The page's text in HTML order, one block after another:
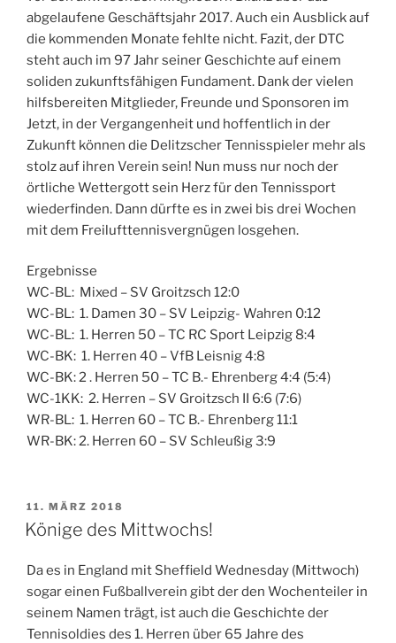
abgelaufene Geschäftsjahr 2017. Auch ein Ausblick auf
die kommenden Monate fehlte nicht. Fazit, der DTC
steht auch im 97 Jahr seiner Geschichte auf einem
soliden zukunftsfähigen Fundament. Dank der vielen
hilfsbereiten Mitglieder, Freunde und Sponsoren im
Jetzt, in der Vergangenheit und hoffentlich in der
Zukunft können die Delitzscher Tennisspieler mehr als
stolz auf ihren Verein sein! Nun muss nur noch der
örtliche Wettergott sein Herz für den Tennissport
wiederfinden. Dann dürfte es in zwei bis drei Wochen
mit dem Freilufttennisvergnügen losgehen.
Ergebnisse
WC-BL: Mixed – SV Groitzsch 12:0
WC-BL: 1. Damen 30 – SV Leipzig- Wahren 0:12
WC-BL: 1. Herren 50 – TC RC Sport Leipzig 8:4
WC-BK: 1. Herren 40 – VfB Leisnig 4:8
WC-BK: 2 . Herren 50 – TC B.- Ehrenberg 4:4 (5:4)
WC-1KK: 2. Herren – SV Groitzsch II 6:6 (7:6)
WR-BL: 1. Herren 60 – TC B.- Ehrenberg 11:1
WR-BK: 2. Herren 60 – SV Schleußig 3:9
VERÖFFENTLICHT
AM
11. MÄRZ 2018
Könige des Mittwochs!
Da es in England mit Sheffield Wednesday (Mittwoch)
sogar einen Fußballverein gibt der den Wochenteiler in
seinem Namen trägt, ist auch die Geschichte der
Tennisoldies des 1. Herren über 65 Jahre des